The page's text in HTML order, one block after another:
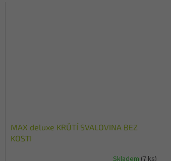
MAX deluxe KRŮTÍ SVALOVINA BEZ
KOSTI
Skladem (7 ks)